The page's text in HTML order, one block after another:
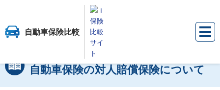
自動車保険比較
保険比較サイト『ｉ保険』 自動車保険比較 自動車保険のお役立ち情報
自動車保険のお役立ち情報
自動車保険の対人賠償保険について